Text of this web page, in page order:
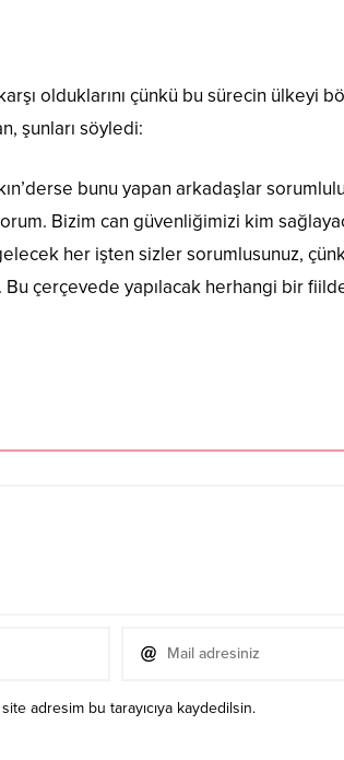
olduklarını çünkü bu sürecin ülkeyi
şunları söyledi:
bunu yapan arkadaşlar
Bizim can güvenliğimizi kim
her işten sizler sorumlusunuz,
çerçevede yapılacak herhangi bir
adresim bu tarayıcıya kaydedilsin.